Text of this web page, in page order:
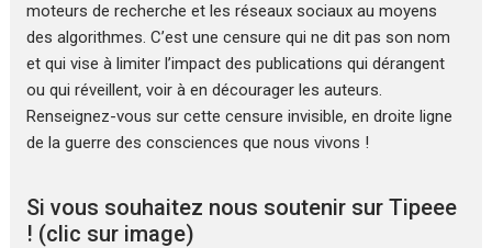
moteurs de recherche et les réseaux sociaux au moyens
des algorithmes. C’est une censure qui ne dit pas son nom
et qui vise à limiter l’impact des publications qui dérangent
ou qui réveillent, voir à en décourager les auteurs.
Renseignez-vous sur cette censure invisible, en droite ligne
de la guerre des consciences que nous vivons !
Si vous souhaitez nous soutenir sur Tipeee
! (clic sur image)